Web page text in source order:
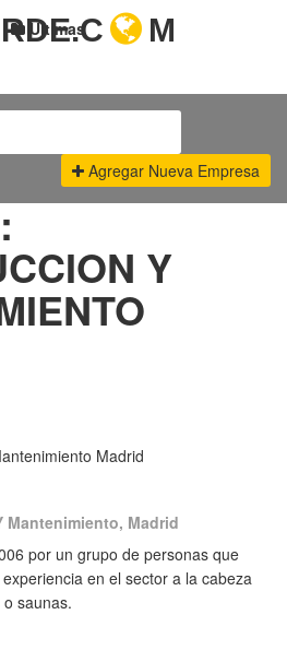
Últimas M
Agregar Nueva Empresa
Y
Madrid
Madrid
por un grupo de personas que
en el sector a la cabeza
saunas.